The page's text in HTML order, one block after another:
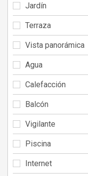
Jardín
Terraza
Vista panorámica
Agua
Calefacción
Balcón
Vigilante
Piscina
Internet